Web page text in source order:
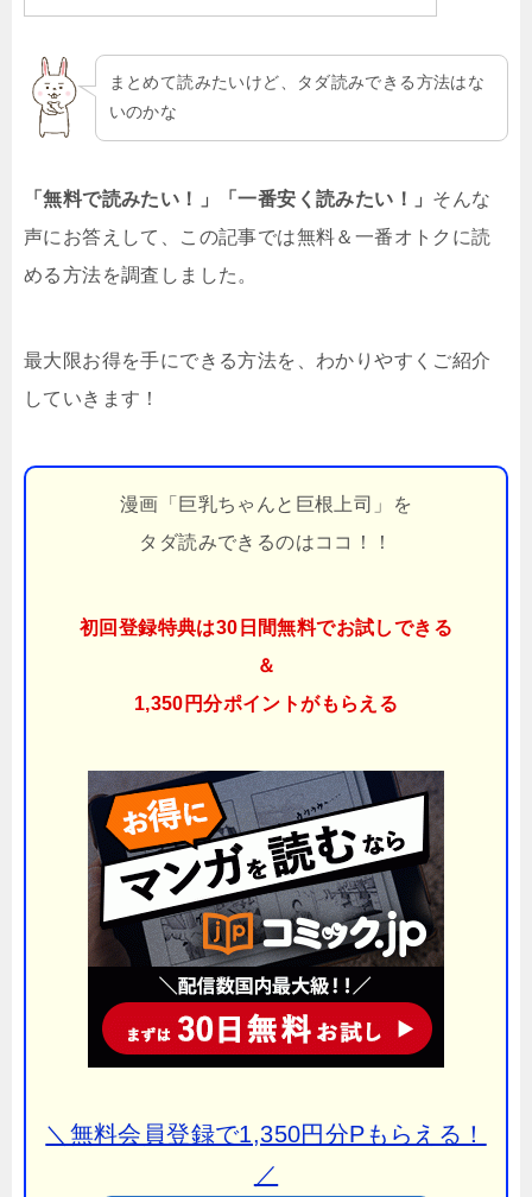
まとめて読みたいけど、タダ読みできる方法はな
いのかな
「無料で読みたい！」「一番安く読みたい！」 そんな
声にお答えして、この記事では無料＆一番オトクに読
める方法を調査しました。
最大限お得を手にできる方法を、わかりやすくご紹介
していきます！
漫画「巨乳ちゃんと巨根上司」を
タダ読みできるのはココ！！
初回登録特典は30日間無料でお試しできる
＆
1,350円分ポイントがもらえる
＼無料会員登録で1,350円分Pもらえる！
／